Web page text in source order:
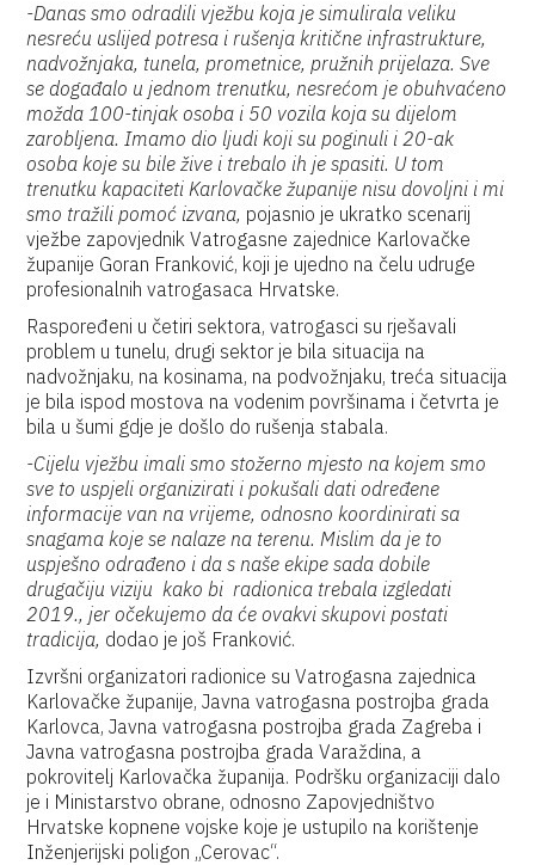
-Danas smo odradili vježbu koja je simulirala veliku
nesreću uslijed potresa i rušenja kritične infrastrukture,
nadvožnjaka, tunela, prometnice, pružnih prijelaza. Sve
se događalo u jednom trenutku, nesrećom je obuhvaćeno
možda 100-tinjak osoba i 50 vozila koja su dijelom
zarobljena. Imamo dio ljudi koji su poginuli i 20-ak
osoba koje su bile žive i trebalo ih je spasiti. U tom
trenutku kapaciteti Karlovačke županije nisu dovoljni i mi
smo tražili pomoć izvana, pojasnio je ukratko scenarij
vježbe zapovjednik Vatrogasne zajednice Karlovačke
županije Goran Franković, koji je ujedno na čelu udruge
profesionalnih vatrogasaca Hrvatske.
Raspoređeni u četiri sektora, vatrogasci su rješavali
problem u tunelu, drugi sektor je bila situacija na
nadvožnjaku, na kosinama, na podvožnjaku, treća situacija
je bila ispod mostova na vodenim površinama i četvrta je
bila u šumi gdje je došlo do rušenja stabala.
-Cijelu vježbu imali smo stožerno mjesto na kojem smo
sve to uspjeli organizirati i pokušali dati određene
informacije van na vrijeme, odnosno koordinirati sa
snagama koje se nalaze na terenu. Mislim da je to
uspješno odrađeno i da s naše ekipe sada dobile
drugačiju viziju kako bi radionica trebala izgledati
2019., jer očekujemo da će ovakvi skupovi postati
tradicija, dodao je još Franković.
Izvršni organizatori radionice su Vatrogasna zajednica
Karlovačke županije, Javna vatrogasna postrojba grada
Karlovca, Javna vatrogasna postrojba grada Zagreba i
Javna vatrogasna postrojba grada Varaždina, a
pokrovitelj Karlovačka županija. Podršku organizaciji dalo
je i Ministarstvo obrane, odnosno Zapovjedništvo
Hrvatske kopnene vojske koje je ustupilo na korištenje
Inženjerijski poligon „Cerovac“.